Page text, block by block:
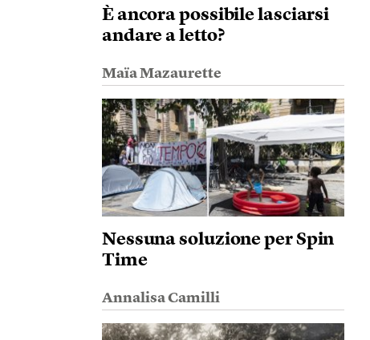
È ancora possibile lasciarsi
andare a letto?
Maïa Mazaurette
Nessuna soluzione per Spin
Time
Annalisa Camilli